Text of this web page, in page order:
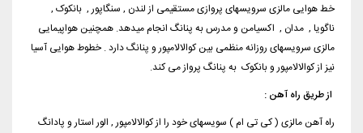
خط هوایی مالزی سرویسهای پروازی مستقیمی از لندن , سنگاپور , بانکوک ,
ناگویا , مدان , اکسیامن و مدرس به پنانگ انجام میدهد. همچنین هواپیمایی
مالزی سرویسهای روزانه منظمی بین کوالالامپور و پنانگ دارد . خطوط هوایی آسیا
نیز از کوالالامپور و بانکوک به پنانگ پرواز می کند.
از طریق راه آهن :
راه آهن مالزی ( کی تی ام ) سویسهای خود را از کوالالامپور , الور استار و پادانگ